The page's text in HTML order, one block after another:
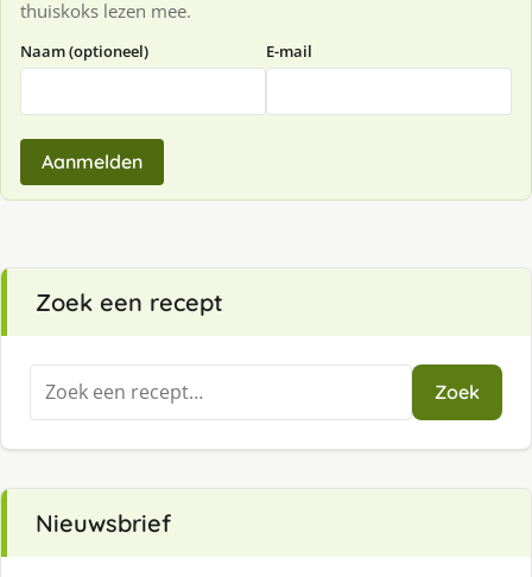
thuiskoks lezen mee.
Naam (optioneel) E-mail
Aanmelden
Zoek een recept
Zoeken
naar:
Zoek
Nieuwsbrief